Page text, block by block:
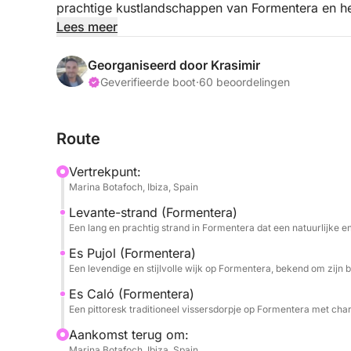
prachtige kustlandschappen van Formentera en
het eiland. Als u dat wilt, kan ik u onderweg graag een goed restaurant aan het strand
uiteindelijk afhangen van de
reis begint met een zeiltocht naar het charmante
verfrissende duik. Vervolgens rijden we door
zijn ongerepte stranden. Het beste van
met zijn adembenemende turquoise water en
slot varen we naar het rustige Saona-strand op
bekendstaat om zijn kalme, ondiepe water en
sereen contrast voordat we terugvaren naar Ibiza.
Optie 2: Formentera Oost naar Es Calo
Lees meer
Georganiseerd door Krasimir
Geverifieerde boot·60 beoordelingen
Route
Vertrekpunt:
Marina Botafoch, Ibiza, Spain
Levante-strand (Formentera)
Een lang en prachtig strand in Formentera dat een natuurlijke
Es Pujol (Formentera)
Een levendige en stijlvolle wijk op Formentera, bekend om zijn
Es Caló (Formentera)
Een pittoresk traditioneel vissersdorpje op Formentera met
Aankomst terug om: